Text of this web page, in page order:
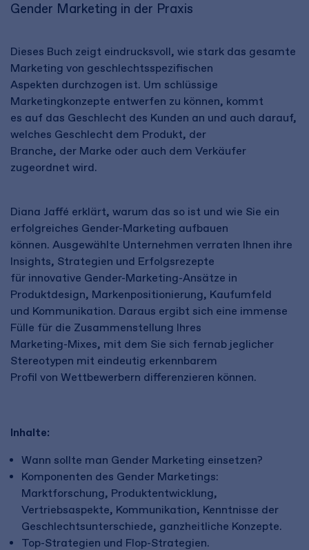
Gender Marketing in der Praxis
Dieses Buch zeigt eindrucksvoll, wie stark das gesamte
Marketing von geschlechtsspezifischen
Aspekten durchzogen ist. Um schlüssige
Marketingkonzepte entwerfen zu können, kommt
es auf das Geschlecht des Kunden an und auch darauf,
welches Geschlecht dem Produkt, der
Branche, der Marke oder auch dem Verkäufer
zugeordnet wird.
Diana Jaffé erklärt, warum das so ist und wie Sie ein
erfolgreiches Gender-Marketing aufbauen
können. Ausgewählte Unternehmen verraten Ihnen ihre
Insights, Strategien und Erfolgsrezepte
für innovative Gender-Marketing-Ansätze in
Produktdesign, Markenpositionierung, Kaufumfeld
und Kommunikation. Daraus ergibt sich eine immense
Fülle für die Zusammenstellung Ihres
Marketing-Mixes, mit dem Sie sich fernab jeglicher
Stereotypen mit eindeutig erkennbarem
Profil von Wettbewerbern differenzieren können.
Inhalte:
Wann sollte man Gender Marketing einsetzen?
Komponenten des Gender Marketings:
Marktforschung, Produktentwicklung,
Vertriebsaspekte, Kommunikation, Kenntnisse der
Geschlechtsunterschiede, ganzheitliche Konzepte.
Top-Strategien und Flop-Strategien.